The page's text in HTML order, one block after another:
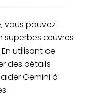
vous pouvez
superbes œuvres
utilisant ce
des détails
Gemini à